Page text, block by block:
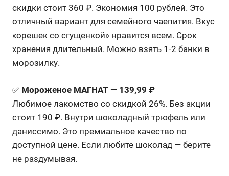
скидки стоит 360 ₽. Экономия 100 рублей. Это
отличный вариант для семейного чаепития. Вкус
«орешек со сгущенкой» нравится всем. Срок
хранения длительный. Можно взять 1-2 банки в
морозилку.
✅ Мороженое МАГНАТ — 139,99 ₽
Любимое лакомство со скидкой 26%. Без акции
стоит 190 ₽. Внутри шоколадный трюфель или
даниссимо. Это премиальное качество по
доступной цене. Если любите шоколад — берите
не раздумывая.